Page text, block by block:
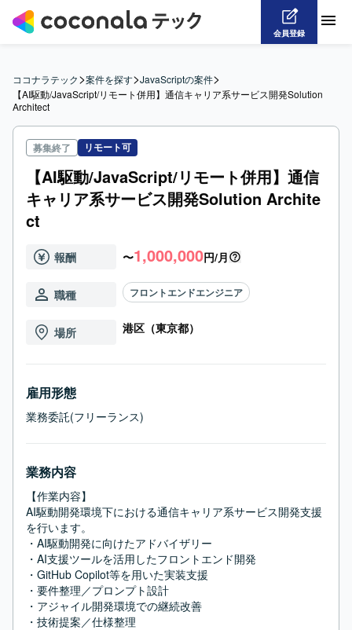
会員登録
ココナラテック>案件を探す>JavaScriptの案件>
【AI駆動/JavaScript/リモート併用】通信キャリア系サービス開発Solution
Architect
募集終了 リモート可
【AI駆動/JavaScript/リモート併用】通信
キャリア系サービス開発Solution Archite
ct
報酬 〜1,000,000円/月
職種 フロントエンドエンジニア
場所 港区（東京都）
雇用形態
業務委託(フリーランス)
業務内容
【作業内容】
AI駆動開発環境下における通信キャリア系サービス開発支援
を行います。
・AI駆動開発に向けたアドバイザリー
・AI支援ツールを活用したフロントエンド開発
・GitHub Copilot等を用いた実装支援
・要件整理／プロンプト設計
・アジャイル開発環境での継続改善
・技術提案／仕様整理